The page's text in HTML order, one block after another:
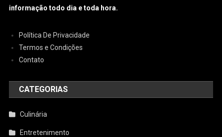
informação todo dia e toda hora.
Política De Privacidade
Termos e Condições
Contato
CATEGORIAS
Culinária
Entretenimento